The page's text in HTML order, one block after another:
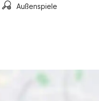
Außenspiele